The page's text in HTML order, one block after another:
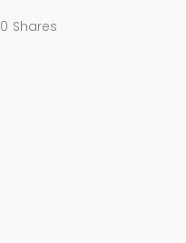
Shares
0